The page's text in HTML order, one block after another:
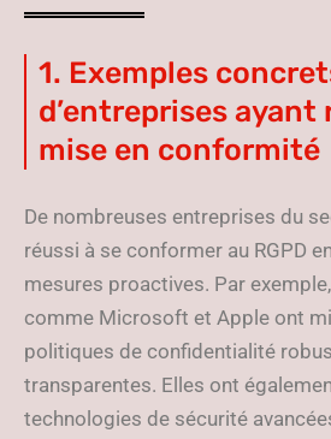
1. Exemples
d’entreprises ayant
mise en conformité
De nombreuses entreprises du
réussi à se conformer au RGPD
mesures proactives. Par
comme Microsoft et Apple ont
politiques de confidentialité
transparentes. Elles ont
technologies de sécurité